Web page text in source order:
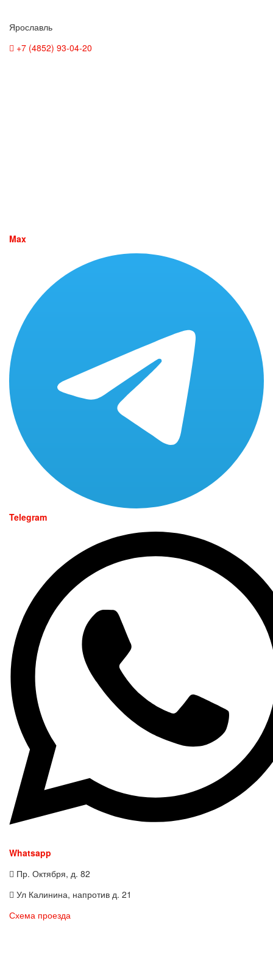
Ярославль
+7 (4852) 93-04-20
Max
Telegram
Whatsapp
Пр. Октября, д. 82
Ул Калинина, напротив д. 21
Схема проезда